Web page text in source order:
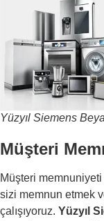
Yüzyıl Siemens
Müşteri
Müşteri
sizi memnun etmek
çalışıyoruz. Yüzyıl